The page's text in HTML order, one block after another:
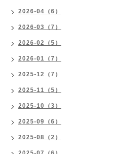
2026-04（6）
2026-03（7）
2026-02（5）
2026-01（7）
2025-12（7）
2025-11（5）
2025-10（3）
2025-09（6）
2025-08（2）